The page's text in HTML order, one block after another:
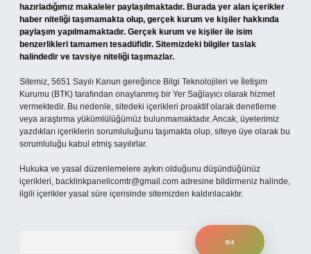
hazırladığımız makaleler paylaşılmaktadır. Burada yer alan içerikler
haber niteliği taşımamakta olup, gerçek kurum ve kişiler hakkında
paylaşım yapılmamaktadır. Gerçek kurum ve kişiler ile isim
benzerlikleri tamamen tesadüfidir. Sitemizdeki bilgiler taslak
halindedir ve tavsiye niteliği taşımazlar.
Sitemiz, 5651 Sayılı Kanun gereğince Bilgi Teknolojileri ve İletişim
Kurumu (BTK) tarafından onaylanmış bir Yer Sağlayıcı olarak hizmet
vermektedir. Bu nedenle, sitedeki içerikleri proaktif olarak denetleme
veya araştırma yükümlülüğümüz bulunmamaktadır. Ancak, üyelerimiz
yazdıkları içeriklerin sorumluluğunu taşımakta olup, siteye üye olarak bu
sorumluluğu kabul etmiş sayılırlar.
Hukuka ve yasal düzenlemelere aykırı olduğunu düşündüğünüz
içerikleri, backlinkpanelicomtr@gmail.com adresine bildirmeniz halinde,
ilgili içerikler yasal süre içerisinde sitemizden kaldırılacaktır.